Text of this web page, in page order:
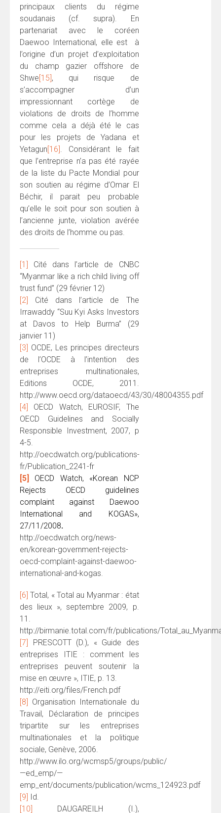
principaux clients du régime
soudanais (cf. supra). En
partenariat avec le coréen
Daewoo International, elle est à
l’origine d’un projet d’exploitation
du champ gazier offshore de
Shwe[15], qui risque de
s’accompagner d’un
impressionnant cortège de
violations de droits de l’homme
comme cela a déjà été le cas
pour les projets de Yadana et
Yetagun[16]. Considérant le fait
que l’entreprise n’a pas été rayée
de la liste du Pacte Mondial pour
son soutien au régime d’Omar El
Béchir, il parait peu probable
qu’elle le soit pour son soutien à
l’ancienne junte, violation avérée
des droits de l’homme ou pas.
[1]
Cité dans l’article de CNBC
“Myanmar like a rich child living off
trust fund” (29 février 12)
[2]
Cité dans l’article de The
Irrawaddy “Suu Kyi Asks Investors
at Davos to Help Burma” (29
janvier 11)
[3] OCDE, Les principes directeurs
de l’OCDE à l’intention des
entreprises multinationales,
Editions OCDE, 2011.
http://www.oecd.org/dataoecd/43/30/48004355.pdf
[4]
OECD Watch, EUROSIF, The
OECD Guidelines and Socially
Responsible Investment, 2007, p
4-5.
http://oecdwatch.org/publications-
fr/Publication_2241-fr
[5]
OECD Watch, «Korean NCP
Rejects OECD guidelines
complaint against Daewoo
International and KOGAS»,
27/11/2008.
http://oecdwatch.org/news-
en/korean-government-rejects-
oecd-complaint-against-daewoo-
international-and-kogas.
[6] Total, « Total au Myanmar : état
des lieux », septembre 2009, p.
11.
http://birmanie.total.com/fr/publications/
[7]
PRESCOTT (D.), « Guide des
entreprises ITIE : comment les
entreprises peuvent soutenir la
mise en œuvre », ITIE, p. 13.
http://eiti.org/files/French.pdf
[8] Organisation Internationale du
Travail, Déclaration de principes
tripartite sur les entreprises
multinationales et la politique
sociale, Genève, 2006.
http://www.ilo.org/wcmsp5/groups/public/
—ed_emp/—
emp_ent/documents/publication/wcms_124923.pdf
[9] Id.
[10]
DAUGAREILH (I.),